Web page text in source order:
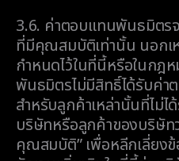
3.6. ค่าตอบแทนพันธมิตรจ
ที่มีคุณสมบัติเท่านั้น นอกเ
กำหนดไว้ในที่นี้หรือในกฎ
พันธมิตรไม่มีสิทธิ์ได้รับค่
สำหรับลูกค้าเหล่านั้นที่ไม่
บริษัทหรือลูกค้าของบริษัท
คุณสมบัติ” เพื่อหลีกเลี่ยง